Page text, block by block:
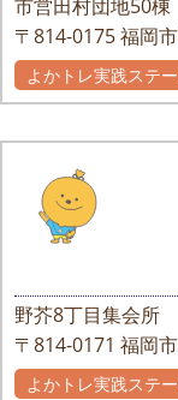
市営田村団地50
〒814-0175福岡
よかトレ実践ステ
野芥8丁目集会所
〒814-0171 福岡
よかトレ実践ステ